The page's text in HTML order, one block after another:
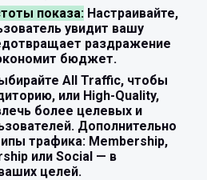
показа: Настраивайте,
увидит вашу
раздражение
бюджет.
All Traffic, чтобы
или High-Quality,
более целевых и
Дополнительно
трафика: Membership,
или Social — в
целей.